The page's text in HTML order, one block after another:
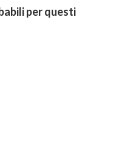
per questi